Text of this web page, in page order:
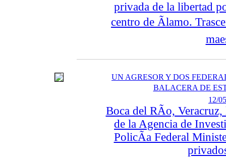
privada de la libertad
centro de Ãlamo.
UN AGRESOR Y DOS
BALACERA DE
12/
Boca del RÃ­o,
de la Agencia de
PolicÃ­a Federal